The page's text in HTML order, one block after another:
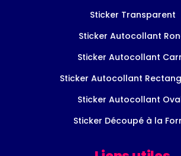
Sticker Transparent
Sticker Autocollant
Sticker Autocollant
Sticker Autocollant
Sticker Autocollant
Sticker Découpé à la